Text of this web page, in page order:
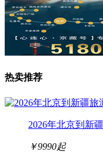
热卖推荐
2026年北京到新
￥9990起